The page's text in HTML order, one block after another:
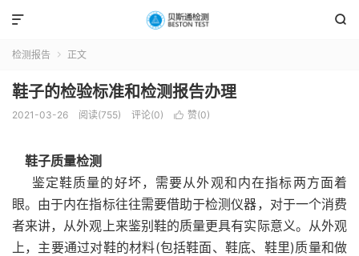


检测报告  正文
鞋子的检验标准和检测报告办理
2021-03-26 阅读(755) 评论(0)  赞(0)
鞋子质量检测
鉴定鞋质量的好坏，需要从外观和内在指标两方面着
眼。由于内在指标往往需要借助于检测仪器，对于一个消费
者来讲，从外观上来鉴别鞋的质量更具有实际意义。从外观
上，主要通过对鞋的材料(包括鞋面、鞋底、鞋里)质量和做